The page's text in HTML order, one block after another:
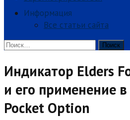
Информация
Все статьи сайта
Найти:
Индикатор Elders
и его применение
Pocket Option